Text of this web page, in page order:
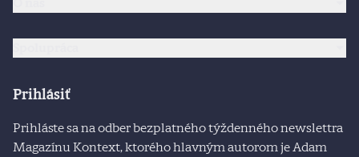
Prihlásiť
Prihláste sa na odber bezplatného týždenného newslettra
Magazínu Kontext, ktorého hlavným autorom je Adam